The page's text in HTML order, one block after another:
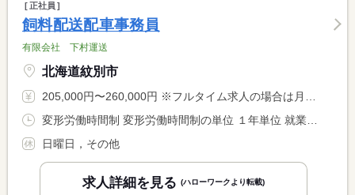
正社員
飼料配送配車事務員
有限会社 下村運送
北海道紋別市
205,000円〜260,000円 ※フルタイム求人の場合は月額（換算額）、パート求人の場合は時間額を表示しています。
日曜日，その他
求人詳細を見る (ハローワークより転載)